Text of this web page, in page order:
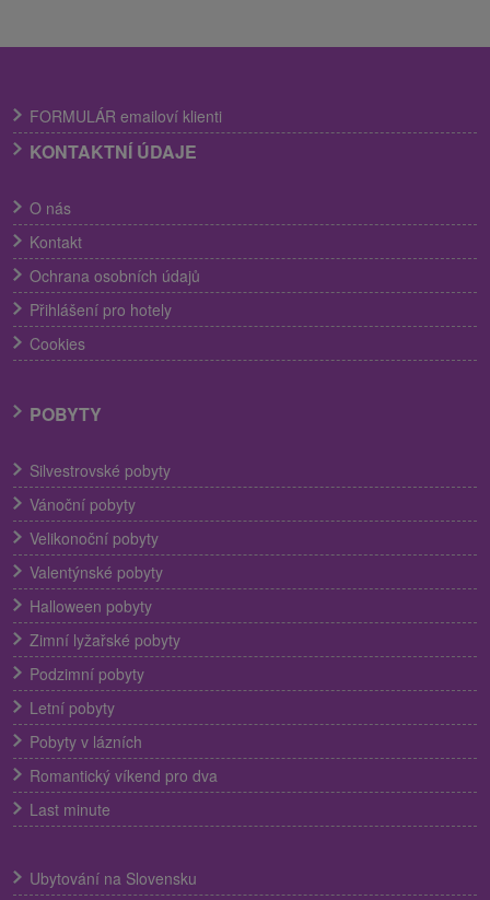
FORMULÁR emailoví klienti
KONTAKTNÍ ÚDAJE
O nás
Kontakt
Ochrana osobních údajů
Přihlášení pro hotely
Cookies
POBYTY
Silvestrovské pobyty
Vánoční pobyty
Velikonoční pobyty
Valentýnské pobyty
Halloween pobyty
Zimní lyžařské pobyty
Podzimní pobyty
Letní pobyty
Pobyty v lázních
Romantický víkend pro dva
Last minute
Ubytování na Slovensku